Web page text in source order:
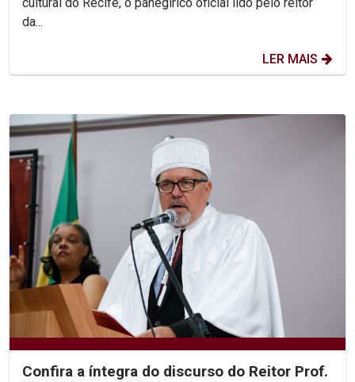
da...
LER MAIS
Confira a íntegra do discurso do Reitor Prof.